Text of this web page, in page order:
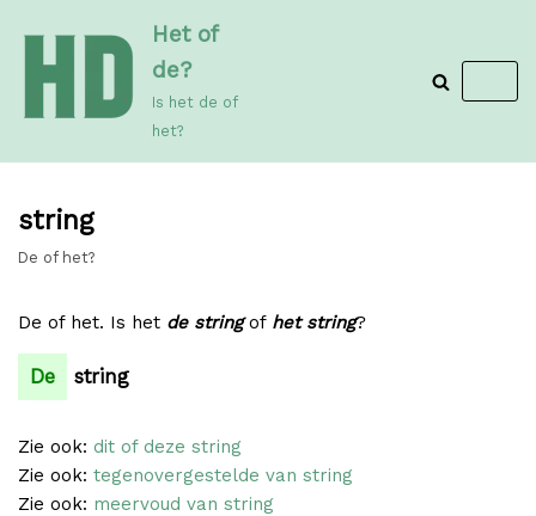
de
inhoud
Het of
de?
Is het de of
het?
string
De of het?
De of het. Is het de stringof het string?
De string
Zie ook: dit of deze string
Zie ook: tegenovergestelde van string
Zie ook: meervoud van string